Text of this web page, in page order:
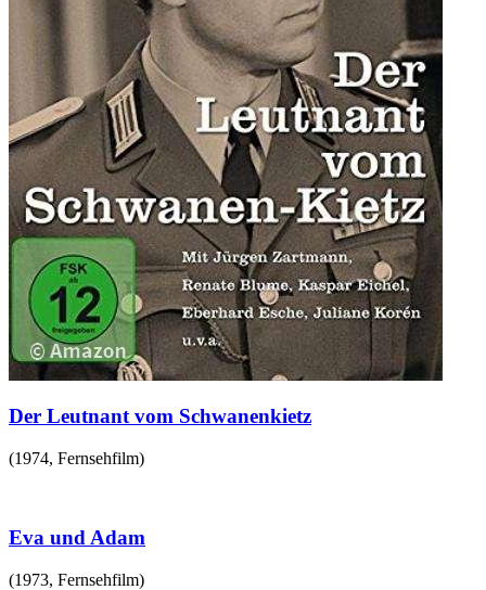
Der Leutnant vom Schwanenkietz
(1974, Fernsehfilm)
Eva und Adam
(1973, Fernsehfilm)